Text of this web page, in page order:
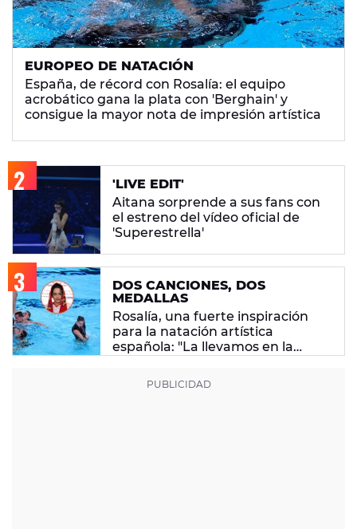
EUROPEO DE NATACIÓN
España, de récord con Rosalía: el equipo
acrobático gana la plata con 'Berghain' y
consigue la mayor nota de impresión artística
'LIVE EDIT'
Aitana sorprende a sus fans con
el estreno del vídeo oficial de
'Superestrella'
DOS CANCIONES, DOS
MEDALLAS
Rosalía, una fuerte inspiración
para la natación artística
española: "La llevamos en la